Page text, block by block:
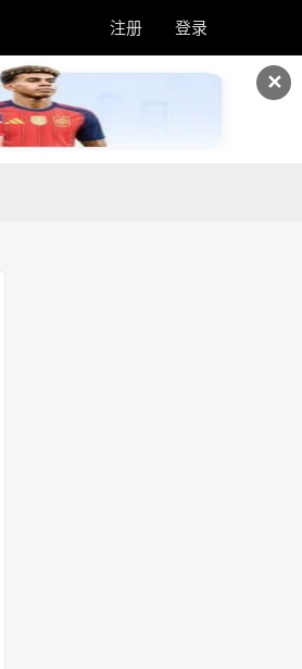
✕
注册 登录